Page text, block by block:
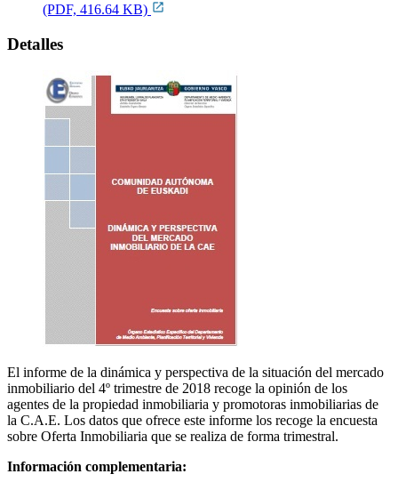
(PDF, 416.64 KB)
Detalles
El informe de la dinámica y perspectiva de la situación del mercado
inmobiliario del 4º trimestre de 2018 recoge la opinión de los
agentes de la propiedad inmobiliaria y promotoras inmobiliarias de
la C.A.E. Los datos que ofrece este informe los recoge la encuesta
sobre Oferta Inmobiliaria que se realiza de forma trimestral.
Información complementaria: